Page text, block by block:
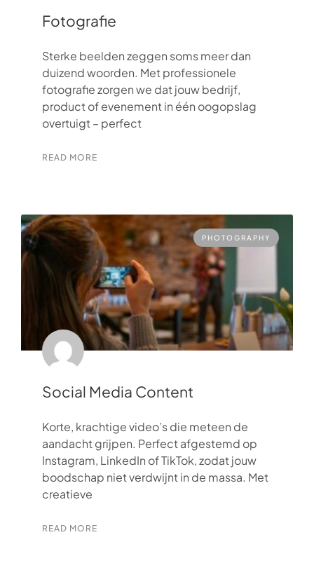
Fotografie
Sterke beelden zeggen soms meer dan
duizend woorden. Met professionele
fotografie zorgen we dat jouw bedrijf,
product of evenement in één oogopslag
overtuigt – perfect
READ MORE
PHOTOGRAPHY
Social Media Content
Korte, krachtige video’s die meteen de
aandacht grijpen. Perfect afgestemd op
Instagram, LinkedIn of TikTok, zodat jouw
boodschap niet verdwijnt in de massa. Met
creatieve
READ MORE